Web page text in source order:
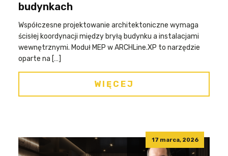
budynkach
Współczesne projektowanie architektoniczne wymaga
ścisłej koordynacji między bryłą budynku a instalacjami
wewnętrznymi. Moduł MEP w ARCHLine.XP to narzędzie
oparte na […]
WIĘCEJ
17 marca, 2026